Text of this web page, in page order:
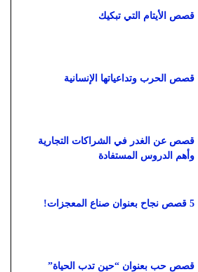
قصص الأيتام التي تبكيك
قصص الحرب وتداعياتها الإنسانية
قصص عن الغدر في الشراكات التجارية
وأهم الدروس المستفادة
5 قصص نجاح بعنوان صناع المعجزات!
قصص حب بعنوان “حين تدب الحياة”